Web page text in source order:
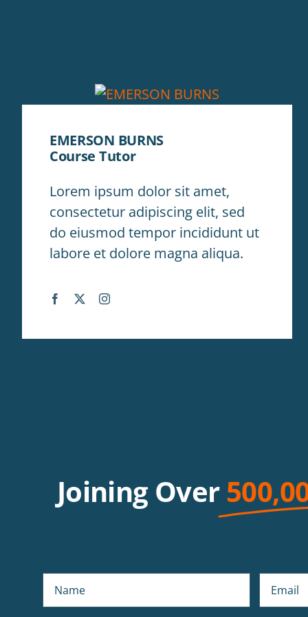
EMERSON BURNS
Course Tutor
Lorem ipsum dolor sit amet,
consectetur adipiscing elit, sed
do eiusmod tempor incididunt ut
labore et dolore magna aliqua.
Joining Over